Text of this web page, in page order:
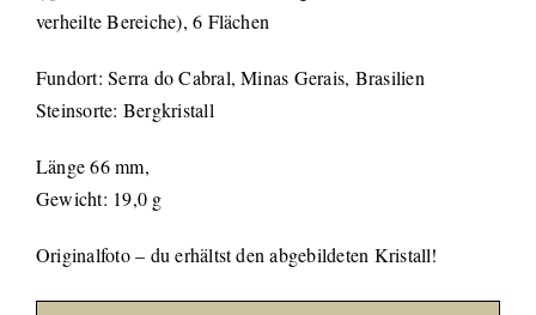
verheilte Bereiche), 6 Flächen
Fundort: Serra do Cabral, Minas Gerais, Brasilien
Steinsorte: Bergkristall
Länge 66 mm,
Gewicht: 19,0 g
Originalfoto – du erhältst den abgebildeten Kristall!